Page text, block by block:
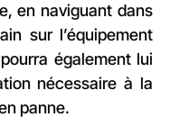
en naviguant dans
sur l’équipement
également lui
nécessaire à la
panne.